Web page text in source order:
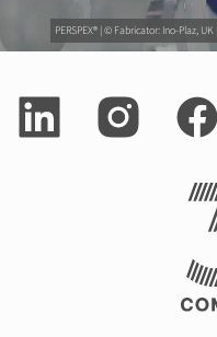
PERSPEX® | © Fabricator: Ino-Plaz,